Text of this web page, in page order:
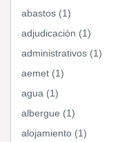
abastos (1)
adjudicación (1)
administrativos (1)
aemet (1)
agua (1)
albergue (1)
alojamiento (1)